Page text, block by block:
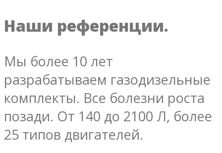
Наши референции.
Мы более 10 лет
разрабатываем газодизельные
комплекты. Все болезни роста
позади. От 140 до 2100 Л, более
25 типов двигателей.